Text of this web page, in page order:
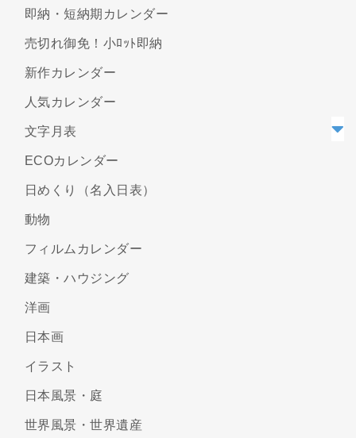
即納・短納期カレンダー
売切れ御免！小ﾛｯﾄ即納
新作カレンダー
人気カレンダー
文字月表
ECOカレンダー
日めくり（名入日表）
動物
フィルムカレンダー
建築・ハウジング
洋画
日本画
イラスト
日本風景・庭
世界風景・世界遺産